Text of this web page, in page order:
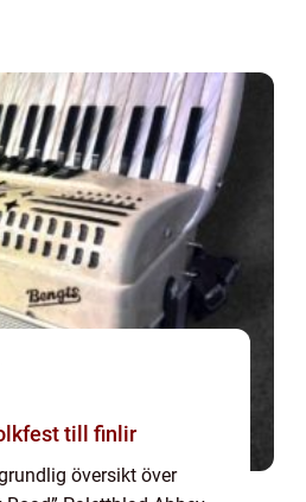
från folkfest till finlir
översikt över